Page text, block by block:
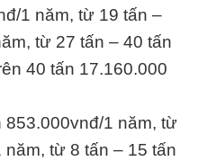
1 năm, từ 19 tấn –
từ 27 tấn – 40 tấn
40 tấn 17.160.000
853.000vnđ/1 năm, từ
từ 8 tấn – 15 tấn